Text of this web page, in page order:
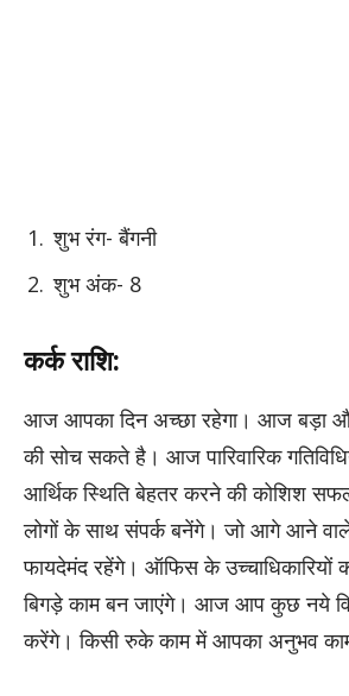
शुभ रंग- बैंगनी
शुभ अंक- 8
कर्क राशि:
आज आपका दिन अच्छा रहेगा। आज बड़ा
की सोच सकते है। आज पारिवारिक
आर्थिक स्थिति बेहतर करने की कोशिश
लोगों के साथ संपर्क बनेंगे। जो आगे आने
फायदेमंद रहेंगे। ऑफिस के उच्चाधिकारियों
बिगड़े काम बन जाएंगे। आज आप कुछ नये
करेंगे। किसी रुके काम में आपका अनुभव